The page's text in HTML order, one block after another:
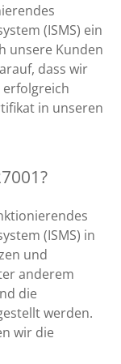
(ISMS) ein
unsere Kunden
dass wir
erfolgreich
in unseren
(ISMS) in
und
anderem
die
werden.
wir die